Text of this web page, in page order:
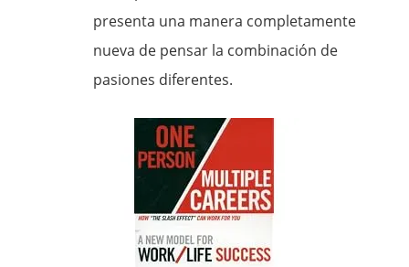
presenta una manera completamente
nueva de pensar la combinación de
pasiones diferentes.